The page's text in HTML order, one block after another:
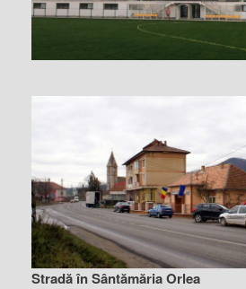
Stradă în Sântămăria Orlea